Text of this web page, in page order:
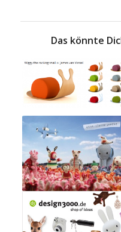
Das könnte